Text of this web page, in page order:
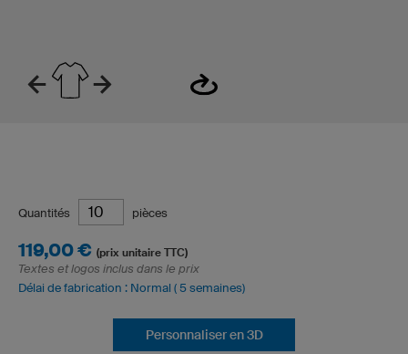
Quantités pièces
119,00 € (prix unitaire TTC)
Textes et logos inclus dans le prix
Délai de fabrication : Normal ( 5 semaines)
Personnaliser en 3D